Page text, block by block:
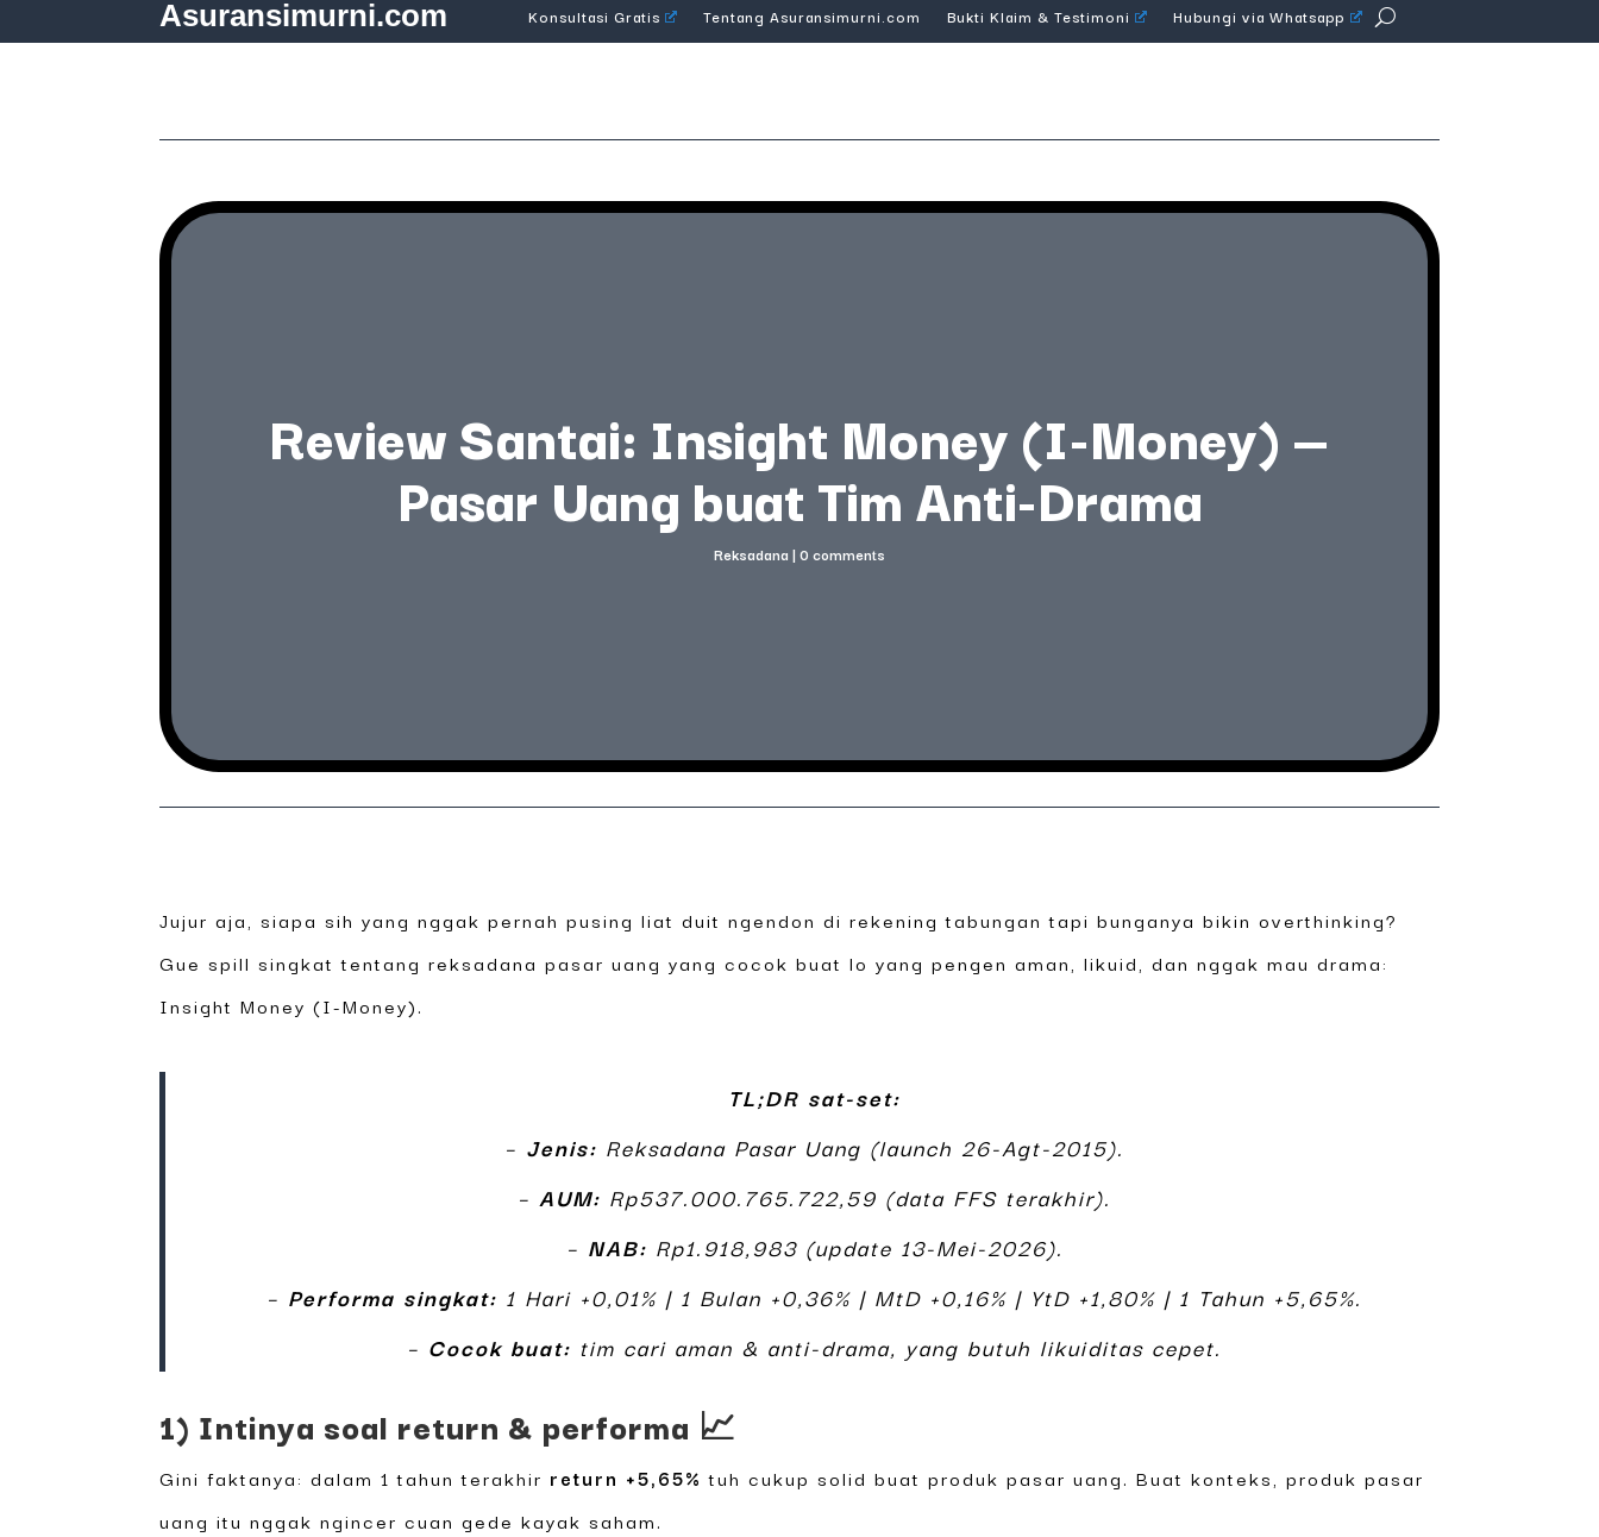
Asuransimurni.com Konsultasi Gratis Tentang Asuransimurni.com Bukti Klaim & Testimoni Hubungi via Whatsapp
Review Santai: Insight Money (I-Money) —
Pasar Uang buat Tim Anti-Drama
Reksadana | 0 comments
Jujur aja, siapa sih yang nggak pernah pusing liat duit ngendon di rekening tabungan tapi bunganya bikin overthinking?
Gue spill singkat tentang reksadana pasar uang yang cocok buat lo yang pengen aman, likuid, dan nggak mau drama:
Insight Money (I-Money).
TL;DR sat-set:
– Jenis: Reksadana Pasar Uang (launch 26-Agt-2015).
– AUM: Rp537.000.765.722,59 (data FFS terakhir).
– NAB: Rp1.918,983 (update 13-Mei-2026).
– Performa singkat: 1 Hari +0,01% | 1 Bulan +0,36% | MtD +0,16% | YtD +1,80% | 1 Tahun +5,65%.
– Cocok buat: tim cari aman & anti-drama, yang butuh likuiditas cepet.
1) Intinya soal return & performa 📈
Gini faktanya: dalam 1 tahun terakhir return +5,65% tuh cukup solid buat produk pasar uang. Buat konteks, produk pasar
uang itu nggak ngincer cuan gede kayak saham.